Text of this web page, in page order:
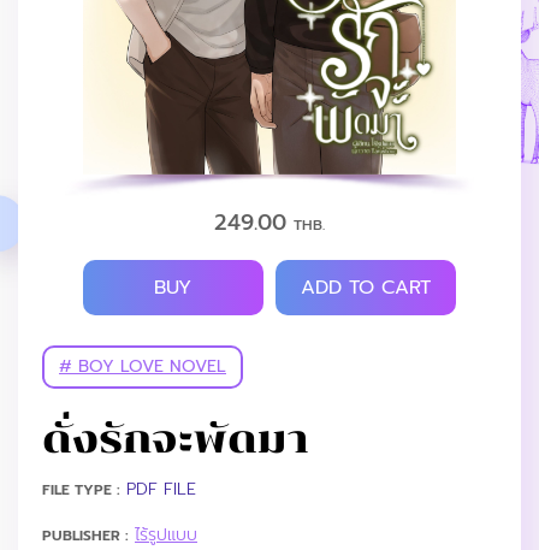
249.00 THB.
BUY ADD TO CART
# BOY LOVE NOVEL
ดั่งรักจะพัดมา
FILE TYPE : PDF FILE
PUBLISHER : ไร้รูปแบบ